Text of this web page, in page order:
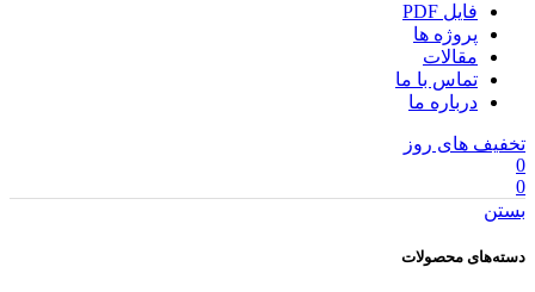
فایل PDF
پروژه ها
مقالات
تماس با ما
درباره ما
تخفیف های روز
0
0
بستن
دسته‌های محصولات